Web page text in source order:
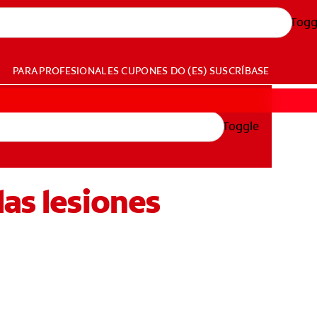
PARA PROFESIONALESCUPONES DO (ES) SUSCRÍBASE
Toggle
lesiones